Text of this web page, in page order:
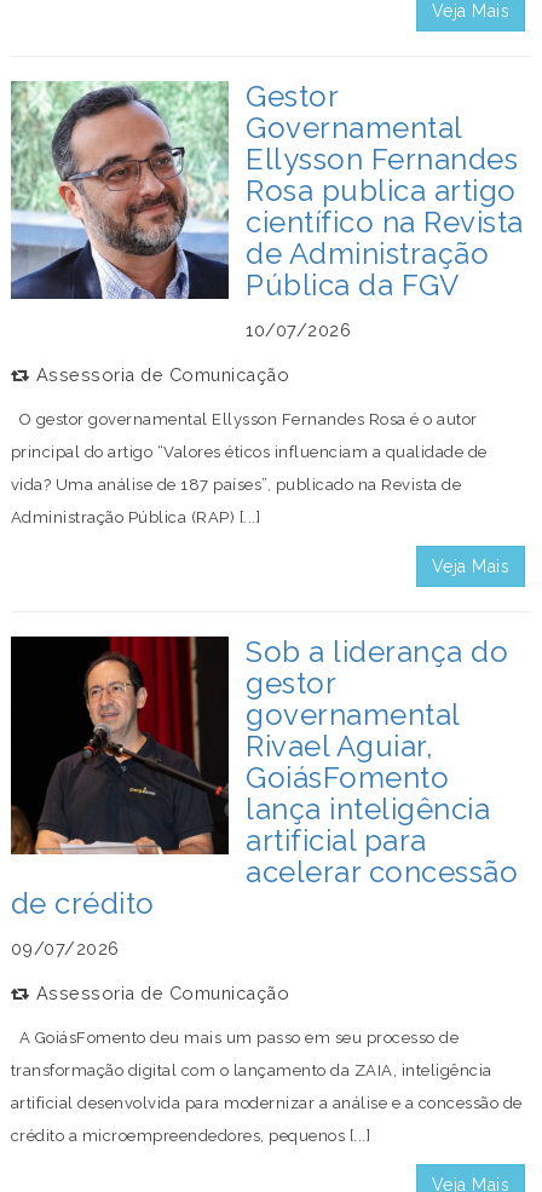
Veja Mais
Gestor
Governamental
Ellysson Fernandes
Rosa publica artigo
científico na Revista
de Administração
Pública da FGV
10/07/2026
Assessoria de Comunicação
O gestor governamental Ellysson Fernandes Rosa é o autor
principal do artigo “Valores éticos influenciam a qualidade de
vida? Uma análise de 187 países”, publicado na Revista de
Administração Pública (RAP) [...]
Veja Mais
Sob a liderança do
gestor
governamental
Rivael Aguiar,
GoiásFomento
lança inteligência
artificial para
acelerar concessão
de crédito
09/07/2026
Assessoria de Comunicação
A GoiásFomento deu mais um passo em seu processo de
transformação digital com o lançamento da ZAIA, inteligência
artificial desenvolvida para modernizar a análise e a concessão de
crédito a microempreendedores, pequenos [...]
Veja Mais